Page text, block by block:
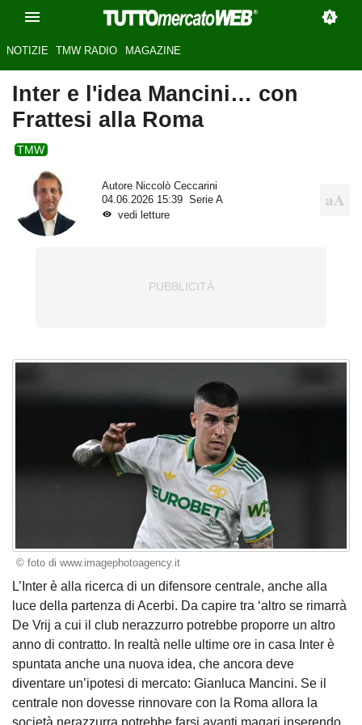
NOTIZIE TMW RADIO MAGAZINE
Inter e l'idea Mancini… con
Frattesi alla Roma
TMW
Autore Niccolò Ceccarini
04.06.2026 15:39
Serie A
vedi letture
© foto di www.imagephotoagency.it
L’Inter è alla ricerca di un difensore centrale, anche alla
luce della partenza di Acerbi. Da capire tra ‘altro se rimarrà
De Vrij a cui il club nerazzurro potrebbe proporre un altro
anno di contratto. In realtà nelle ultime ore in casa Inter è
spuntata anche una nuova idea, che ancora deve
diventare un’ipotesi di mercato: Gianluca Mancini. Se il
centrale non dovesse rinnovare con la Roma allora la
società nerazzurra potrebbe farsi avanti magari inserendo